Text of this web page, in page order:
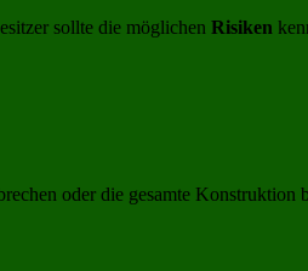
sollte die möglichen Risiken
oder die gesamte Konstruktion